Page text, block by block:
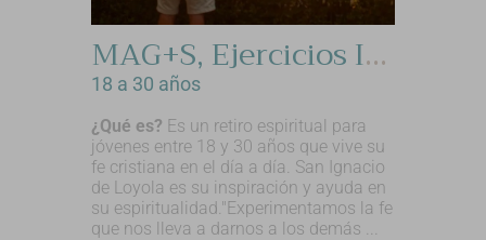
MAG+S, Ejercicios Ignacianos para jóvenes
18 a 30 años
¿Qué es? Es un retiro espiritual para
jóvenes entre 18 y 30 años que vive su
fe cristiana en el día a día. San Ignacio
de Loyola es su inspiración y ayuda en
su espiritualidad."Experimentamos la fe
que nos lleva a darnos a los demás ...